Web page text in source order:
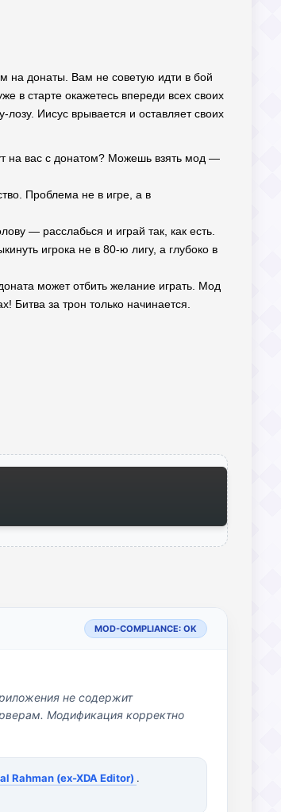
на донаты. Вам не советую идти в бой
в старте окажетесь впереди всех своих
Иисус врывается и оставляет своих
на вас с донатом? Можешь взять мод —
Проблема не в игре, а в
— расслабься и играй так, как есть.
игрока не в 80-ю лигу, а глубоко в
может отбить желание играть. Мод
за трон только начинается.
MOD-COMPLIANCE: OK
не содержит
Модификация корректно
Rahman (ex-XDA Editor) .